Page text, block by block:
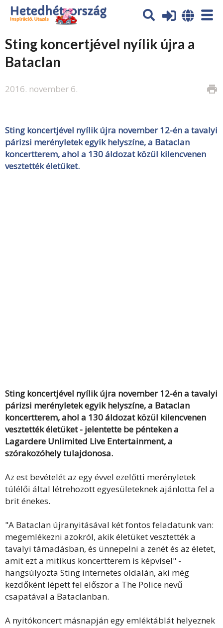
Sting koncertjével nyílik újra a
Bataclan
2016. november 6. print
Sting koncertjével nyílik újra november 12-én a tavalyi
párizsi merényletek egyik helyszíne, a Bataclan
koncertterem, ahol a 130 áldozat közül kilencvenen
vesztették életüket.
Sting koncertjével nyílik újra november 12-én a tavalyi
párizsi merényletek egyik helyszíne, a Bataclan
koncertterem, ahol a 130 áldozat közül kilencvenen
vesztették életüket - jelentette be pénteken a
Lagardere Unlimited Live Entertainment, a
szórakozóhely tulajdonosa.
Az est bevételét az egy évvel ezelőtti merényletek
túlélői által létrehozott egyesületeknek ajánlotta fel a
brit énekes.
"A Bataclan újranyitásával két fontos feladatunk van:
megemlékezni azokról, akik életüket vesztették a
tavalyi támadásban, és ünnepelni a zenét és az életet,
amit ezt a mitikus koncertterem is képvisel" -
hangsúlyozta Sting internetes oldalán, aki még
kezdőként lépett fel először a The Police nevű
csapatával a Bataclanban.
A nyitókoncert másnapján egy emléktáblát helyeznek